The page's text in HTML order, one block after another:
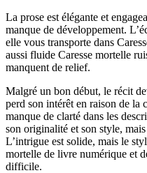
La prose est élégante et
manque de développement.
elle vous transporte dans
aussi fluide Caresse mortelle
manquent de relief.
Malgré un bon début, le récit
perd son intérêt en raison de la
manque de clarté dans les
son originalité et son style,
L’intrigue est solide, mais le
mortelle de livre numérique et
difficile.